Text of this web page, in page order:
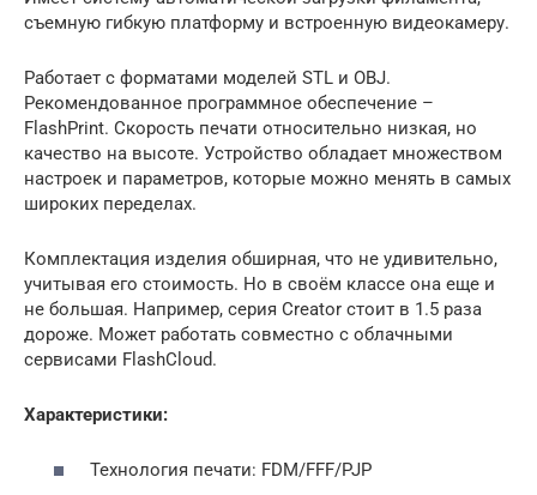
съемную гибкую платформу и встроенную видеокамеру.
Работает с форматами моделей STL и OBJ.
Рекомендованное программное обеспечение –
FlashPrint. Скорость печати относительно низкая, но
качество на высоте. Устройство обладает множеством
настроек и параметров, которые можно менять в самых
широких переделах.
Комплектация изделия обширная, что не удивительно,
учитывая его стоимость. Но в своём классе она еще и
не большая. Например, серия Creator стоит в 1.5 раза
дороже. Может работать совместно с облачными
сервисами FlashCloud.
Характеристики:
Технология печати: FDM/FFF/PJP